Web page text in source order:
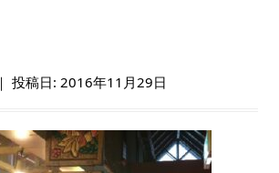
｜投稿日: 2016年11月29日